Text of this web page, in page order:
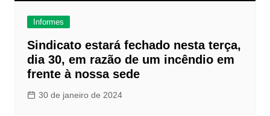
Informes
Sindicato estará fechado nesta terça,
dia 30, em razão de um incêndio em
frente à nossa sede
30 de janeiro de 2024